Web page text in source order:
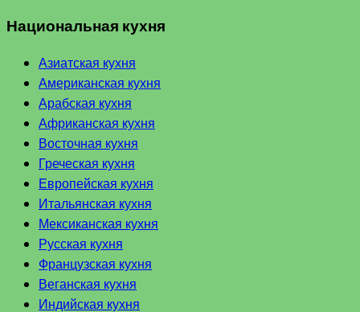
Национальная кухня
Азиатская кухня
Американская кухня
Арабская кухня
Африканская кухня
Восточная кухня
Греческая кухня
Европейская кухня
Итальянская кухня
Мексиканская кухня
Русская кухня
Французская кухня
Веганская кухня
Индийская кухня